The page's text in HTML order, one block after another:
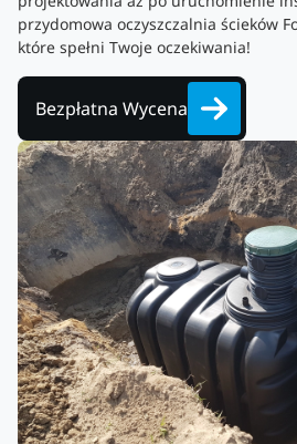
przydomowa oczyszczalnia ścieków
które spełni Twoje oczekiwania!
Bezpłatna Wycena